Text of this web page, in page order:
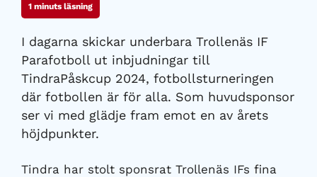
1 minuts läsning
I dagarna skickar underbara Trollenäs IF
Parafotboll ut inbjudningar till
TindraPåskcup 2024, fotbollsturneringen
där fotbollen är för alla. Som huvudsponsor
ser vi med glädje fram emot en av årets
höjdpunkter.
Tindra har stolt sponsrat Trollenäs IFs fina